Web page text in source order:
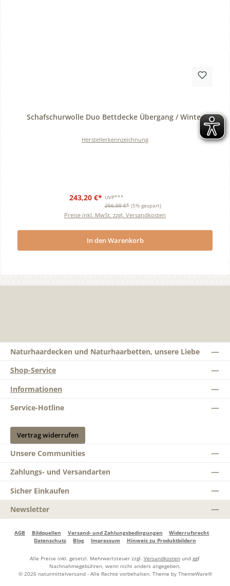
Schafschurwolle Duo Bettdecke Übergang / Winter
Herstellerkennzeichnung
243,20 €* UVP***
256,00 €* (5% gespart)
Preise inkl. MwSt. zzgl. Versandkosten
In den Warenkorb
Naturhaardecken und Naturhaarbetten, unsere Liebe
Shop-Service
Informationen
Service-Hotline
Vertrag widerrufen
Unsere Communities
Zahlungs- und Versandarten
Sicher Einkaufen
Newsletter
AGB Bildquellen Versand- und Zahlungsbedingungen
Widerrufsrecht
Datenschutz
Blog Impressum Hinweis zu Produktbildern
Alle Preise inkl. gesetzl. Mehrwertsteuer zzgl. Versandkostenund ggf.
Nachnahmegebühren, wenn nicht anders angegeben.
© 2026 naturmittelversand - Alle Rechte vorbehalten. Theme by ThemeWare®